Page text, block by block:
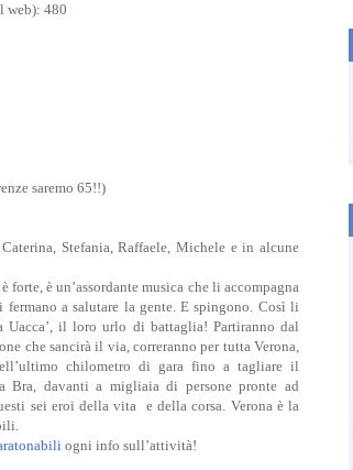
web): 480
saremo 65!!)
Caterina, Stefania, Raffaele, Michele e in alcune
è un’assordante musica che li accompagna
a salutare la gente. E spingono. Così li
il loro urlo di battaglia! Partiranno dal
che sancirà il via, correranno per tutta Verona,
chilometro di gara fino a tagliare il
Bra, davanti a migliaia di persone pronte ad
sei eroi della vita e della corsa. Verona è la
ogni info sull’attività!